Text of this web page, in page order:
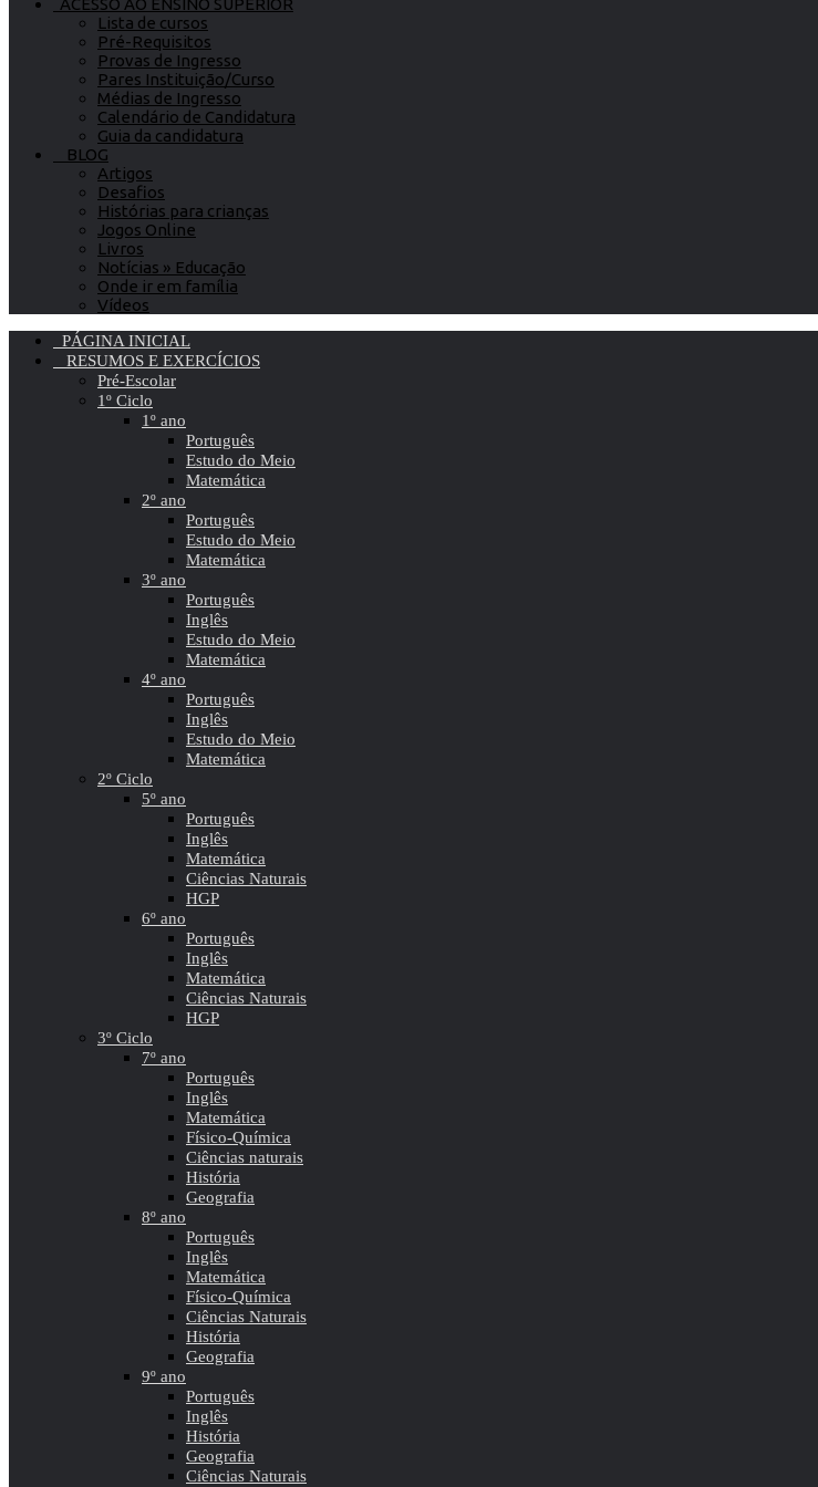
ACESSO AO ENSINO SUPERIOR
Lista de cursos
Pré-Requisitos
Provas de Ingresso
Pares Instituição/Curso
Médias de Ingresso
Calendário de Candidatura
Guia da candidatura
BLOG
Artigos
Desafios
Histórias para crianças
Jogos Online
Livros
Notícias » Educação
Onde ir em família
Vídeos
PÁGINA INICIAL
RESUMOS E EXERCÍCIOS
Pré-Escolar
1º Ciclo
1º ano
Português
Estudo do Meio
Matemática
2º ano
Português
Estudo do Meio
Matemática
3º ano
Português
Inglês
Estudo do Meio
Matemática
4º ano
Português
Inglês
Estudo do Meio
Matemática
2º Ciclo
5º ano
Português
Inglês
Matemática
Ciências Naturais
HGP
6º ano
Português
Inglês
Matemática
Ciências Naturais
HGP
3º Ciclo
7º ano
Português
Inglês
Matemática
Físico-Química
Ciências naturais
História
Geografia
8º ano
Português
Inglês
Matemática
Físico-Química
Ciências Naturais
História
Geografia
9º ano
Português
Inglês
História
Geografia
Ciências Naturais